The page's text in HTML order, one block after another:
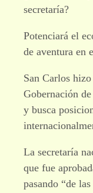
secretaría?
Potenciará el
de aventura en
San Carlos
Gobernación
y busca
La secretaría
que fue
pasando “de